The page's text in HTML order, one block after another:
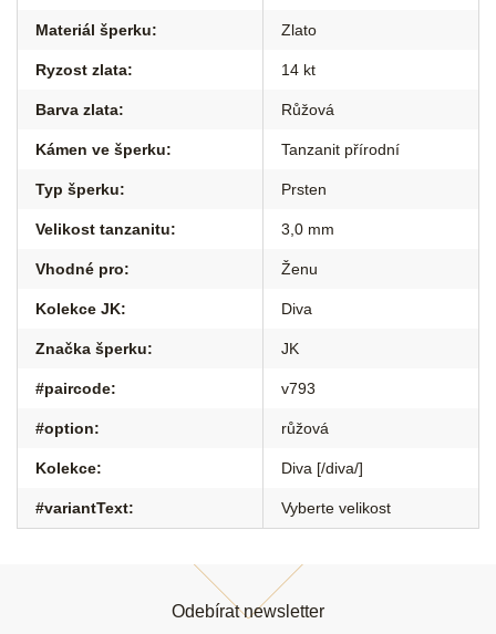
Materiál šperku: Zlato
Ryzost zlata: 14 kt
Barva zlata: Růžová
Kámen ve šperku: Tanzanit přírodní
Typ šperku: Prsten
Velikost tanzanitu: 3,0 mm
Vhodné pro: Ženu
Kolekce JK: Diva
Značka šperku: JK
#paircode: v793
#option: růžová
Kolekce: Diva [/diva/]
#variantText: Vyberte velikost
Odebírat newsletter